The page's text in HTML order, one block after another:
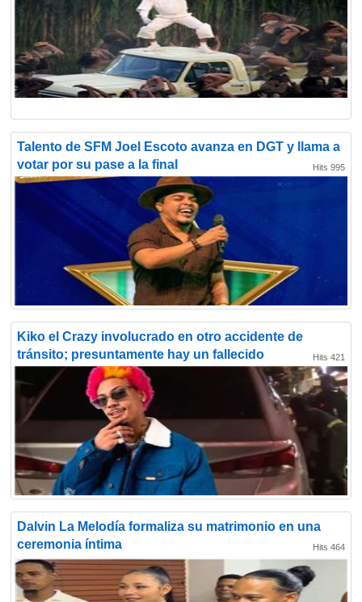
Talento de SFM Joel Escoto avanza en DGT y llama a
votar por su pase a la final
Hits 995
Kiko el Crazy involucrado en otro accidente de
tránsito; presuntamente hay un fallecido
Hits 421
Dalvin La Melodía formaliza su matrimonio en una
ceremonia íntima
Hits 464